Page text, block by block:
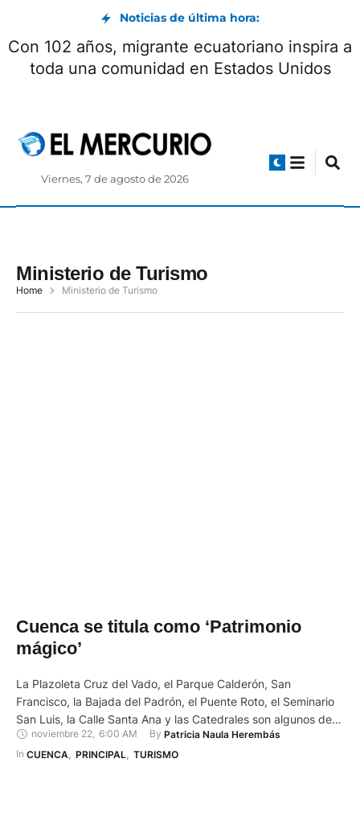
Noticias de última hora:
Con 102 años, migrante ecuatoriano inspira a
toda una comunidad en Estados Unidos
Viernes, 7 de agosto de 2026
Ministerio de Turismo
Home Ministerio de Turismo
Cuenca se titula como ‘Patrimonio
mágico’
La Plazoleta Cruz del Vado, el Parque Calderón, San
Francisco, la Bajada del Padrón, el Puente Roto, el Seminario
San Luis, la Calle Santa Ana y las Catedrales son algunos de
los 38 atractivos turísticos que le dieron a Cuenca el título de
‘Patrimonio Mágico’. Con música, danzas y la presencia de
noviembre 22, 6:00 AM By Patricia Naula Herembás
In CUENCA PRINCIPAL TURISMO